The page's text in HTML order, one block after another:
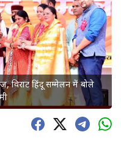
विराट हिंदू सम्मेलन में बोले